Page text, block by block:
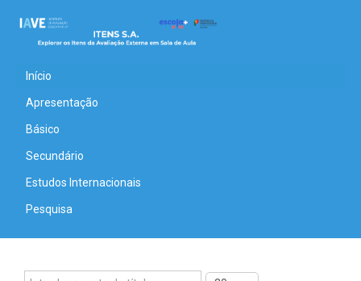
Início
Apresentação
Básico
Secundário
Estudos Internacionais
Pesquisa